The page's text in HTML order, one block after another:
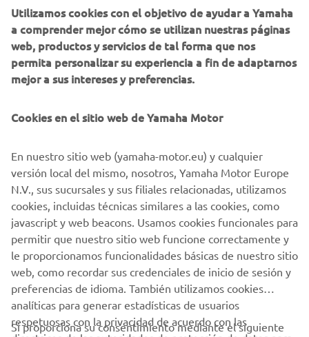
nueva carrocería más compacta y unas llantas y una
suspensión renovadas para ofrecer un comportamiento
más deportivo.
También es el Sport Scooter de Yamaha más inteligente y
con mayores prestaciones: está equipado con
que permiten utilizar la navegación Garmin de mapa
generación son más deportivos, más estilizados y más
inteligentes y están preparados para ofrecer la mejor
experiencia de conducción totalmente automática.
ASPIRA AL MAXIMO
Utilizamos cookies con el objetivo de ayudar a Yamaha
a comprender mejor cómo se utilizan nuestras páginas
web, productos y servicios de tal forma que nos
permita personalizar su experiencia a fin de adaptarnos
mejor a sus intereses y preferencias.
Cookies en el sitio web de Yamaha Motor
En nuestro sitio web (yamaha-motor.eu) y cualquier
versión local del mismo, nosotros, Yamaha Motor Europe
N.V., sus sucursales y sus filiales relacionadas, utilizamos
cookies, incluidas técnicas similares a las cookies, como
javascript y web beacons. Usamos cookies funcionales para
permitir que nuestro sitio web funcione correctamente y
le proporcionamos funcionalidades básicas de nuestro sitio
web, como recordar sus credenciales de inicio de sesión y
preferencias de idioma. También utilizamos cookies
analíticas para generar estadísticas de usuarios
respetuosas con la privacidad de acuerdo con las
Si proporciona su consentimiento mediante el siguiente